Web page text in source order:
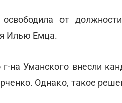
от
Илью Емца.
на Уманского внесли
Однако, такое